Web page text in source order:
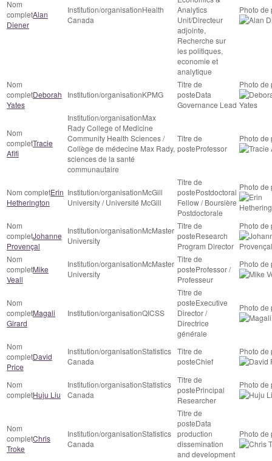
Alan
Diener
Health
Canada
Analytics
Unit/Directeur
adjointe,
Recherche sur
les politiques,
economie et
analytique
Deborah
Yates
KPMG
Data
Governance Lead
Tracie
Afifi
Max
Rady College of Medicine
Community Health Sciences /
Collège de médecine Max Rady,
sciences de la santé
communautaire
Professor
Erin
Hetherington
McGill
University / Université McGill
Postdoctoral
Fellow / Boursière
Postdoctorale
Johanne
Provençal
McMaster
University
Research
Program Director
Mike
Veall
McMaster
University
Professor /
Professeur
Magali
Girard
QICSS
Executive
Director /
Directrice
générale
David
Price
Statistics
Canada
Chief
Huju Liu
Statistics
Canada
Principal
Researcher
Chris
Troke
Statistics
Canada
Data
production
dissemination
and development